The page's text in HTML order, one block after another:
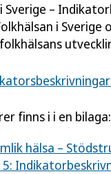
–
i
finns i i en bilaga:
hälsa –